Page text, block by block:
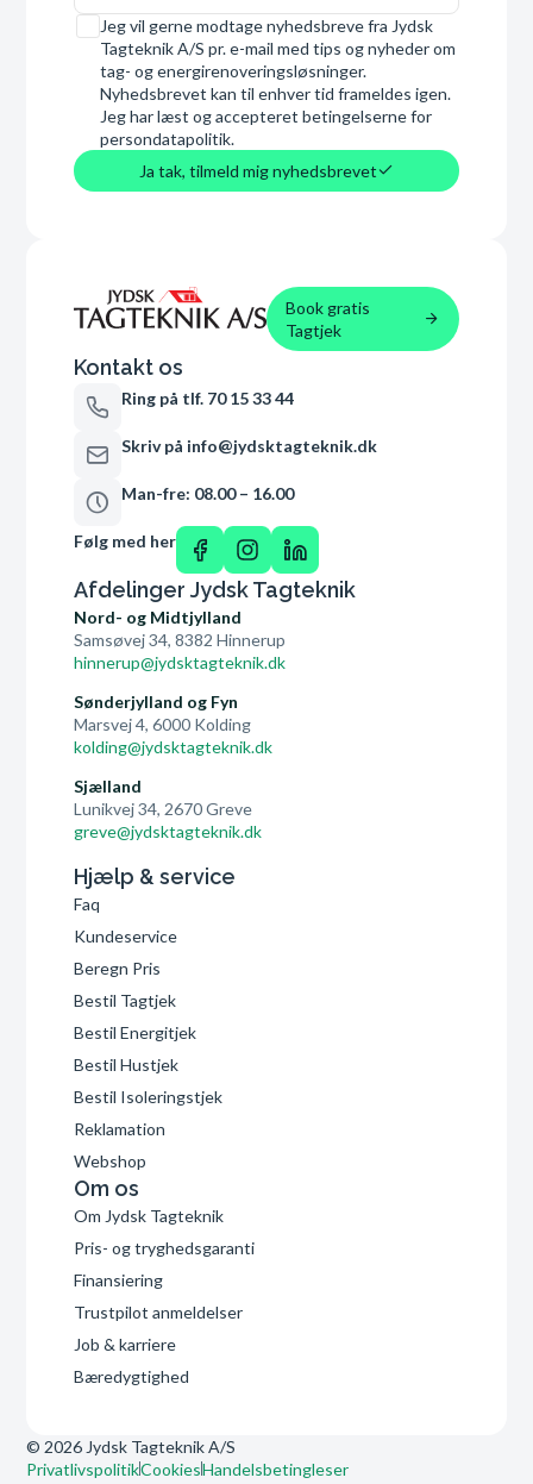
Samtykke
Jeg vil gerne modtage nyhedsbreve fra Jydsk
Tagteknik A/S pr. e-mail med tips og nyheder om
tag- og energirenoveringsløsninger.
Nyhedsbrevet kan til enhver tid frameldes igen.
Jeg har læst og accepteret betingelserne for
persondatapolitik.
Ja tak, tilmeld mig nyhedsbrevet
Book gratis
Tagtjek
Kontakt os
Ring på tlf. 70 15 33 44
Skriv på info@jydsktagteknik.dk
Man-fre: 08.00 – 16.00
Følg med her
Afdelinger Jydsk Tagteknik
Nord- og Midtjylland
Samsøvej 34, 8382 Hinnerup
hinnerup@jydsktagteknik.dk
Sønderjylland og Fyn
Marsvej 4, 6000 Kolding
kolding@jydsktagteknik.dk
Sjælland
Lunikvej 34, 2670 Greve
greve@jydsktagteknik.dk
Hjælp & service
Faq
Kundeservice
Beregn Pris
Bestil Tagtjek
Bestil Energitjek
Bestil Hustjek
Bestil Isoleringstjek
Reklamation
Webshop
Om os
Om Jydsk Tagteknik
Pris- og tryghedsgaranti
Finansiering
Trustpilot anmeldelser
Job & karriere
Bæredygtighed
© 2026 Jydsk Tagteknik A/S
PrivatlivspolitikCookiesHandelsbetingleser